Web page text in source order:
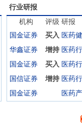
行业研报
机构 评级 研报
国金证券
买入
华鑫证券 增持
国金证券 买入
国信证券 增持
国金证券